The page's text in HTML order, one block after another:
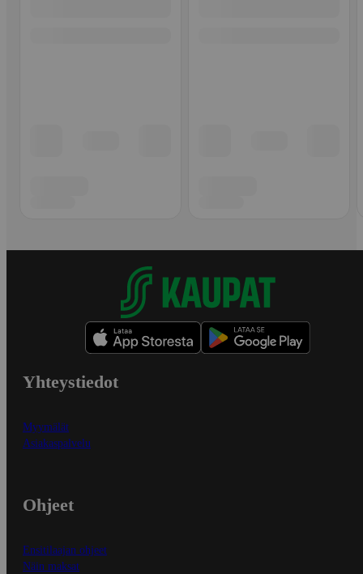
Yhteystiedot
Myymälät
Asiakaspalvelu
Ohjeet
Ensitilaajan ohjeet
Näin maksat